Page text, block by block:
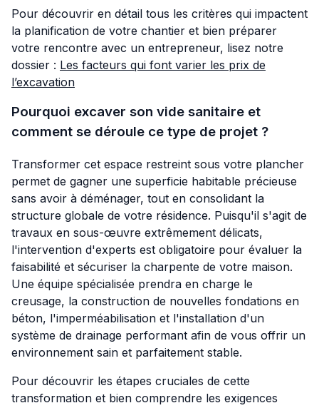
Pour découvrir en détail tous les critères qui impactent
la planification de votre chantier et bien préparer
votre rencontre avec un entrepreneur, lisez notre
dossier : Les facteurs qui font varier les prix de
l’excavation
Pourquoi excaver son vide sanitaire et
comment se déroule ce type de projet ?
Transformer cet espace restreint sous votre plancher
permet de gagner une superficie habitable précieuse
sans avoir à déménager, tout en consolidant la
structure globale de votre résidence. Puisqu'il s'agit de
travaux en sous-œuvre extrêmement délicats,
l'intervention d'experts est obligatoire pour évaluer la
faisabilité et sécuriser la charpente de votre maison.
Une équipe spécialisée prendra en charge le
creusage, la construction de nouvelles fondations en
béton, l'imperméabilisation et l'installation d'un
système de drainage performant afin de vous offrir un
environnement sain et parfaitement stable.
Pour découvrir les étapes cruciales de cette
transformation et bien comprendre les exigences